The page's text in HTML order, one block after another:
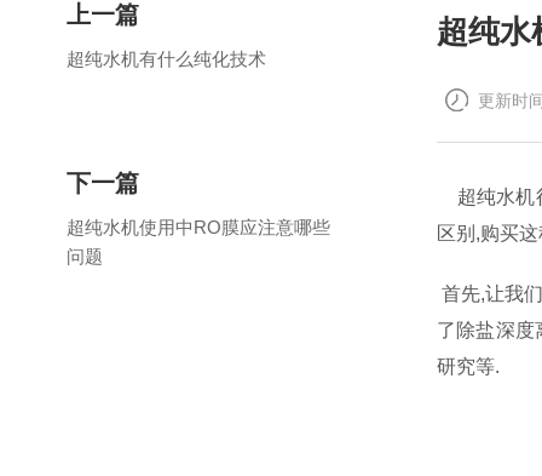
超纯水
更新时
超纯水机
区别,购买
首先,让我
了除盐深度
研究等.
上一篇
超纯水机有什么纯化技术
下一篇
超纯水机使用中RO膜应注意哪些
问题